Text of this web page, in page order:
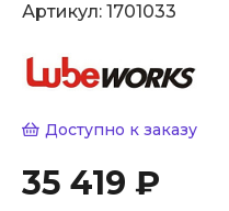
Артикул: 1701033
Доступно к заказу
35 419 ₽